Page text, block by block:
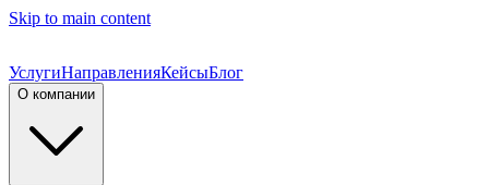
Skip to main content
УслугиНаправленияКейсыБлог
О компании